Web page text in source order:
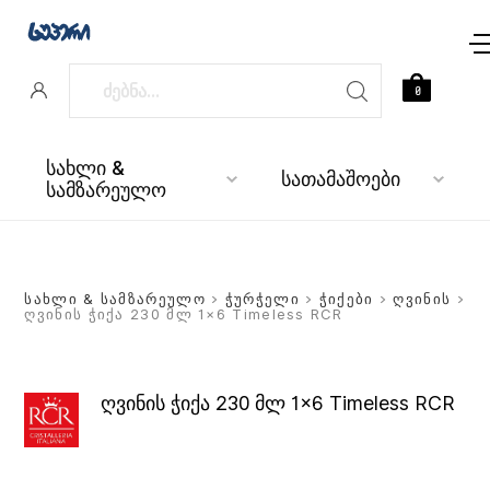
სახლი &
სამზარეულო სათამაშოები
0
სახლი & სამზარეულო > ჭურჭელი > ჭიქები >ღვინის >
ღვინის ჭიქა 230 მლ 1×6 Timeless RCR
ღვინის ჭიქა 230 მლ 1×6 Timeless RCR